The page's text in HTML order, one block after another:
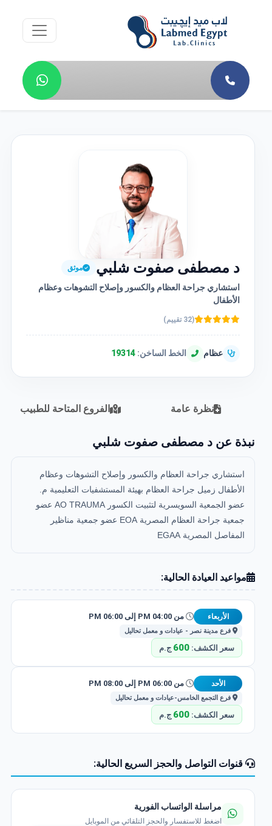
د مصطفى صفوت شلبي موثق
استشاري جراحة العظام والكسور وإصلاح التشوهات وعظام
الأطفال
(32 تقييم)
عظام الخط الساخن: 19314
نظرة عامة الفروع المتاحة للطبيب
نبذة عن د مصطفى صفوت شلبي
استشاري جراحة العظام والكسور وإصلاح التشوهات وعظام
الأطفال زميل جراحة العظام بهيئة المستشفيات التعليمية م.
عضو الجمعية السويسرية لتثبيت الكسور AO TRAUMA عضو
جمعية جراحة العظام المصرية EOA عضو جمعية مناظير
المفاصل المصرية EGAA
مواعيد العيادة الحالية:
الأربعاء من 04:00 PM إلى 06:00 PM
فرع مدينة نصر - عيادات و معمل تحاليل
سعر الكشف: 600 ج.م
الأحد من 06:00 PM إلى 08:00 PM
فرع التجمع الخامس-عيادات و معمل تحاليل
سعر الكشف: 600 ج.م
قنوات التواصل والحجز السريع الحالية:
مراسلة الواتساب الفورية
اضغط للاستفسار والحجز التلقائي من الموبايل